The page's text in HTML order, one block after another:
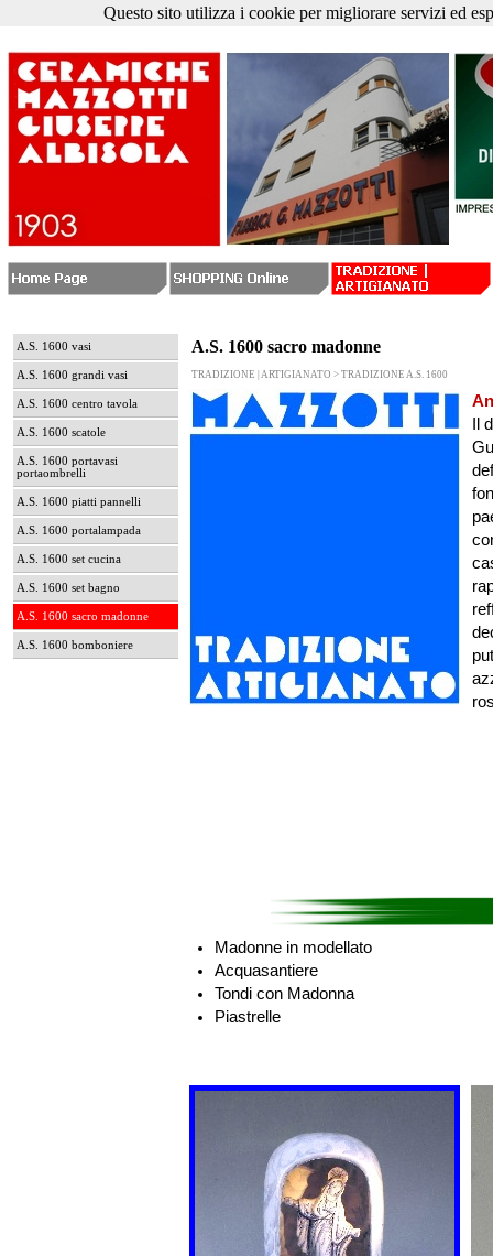
A.S. 1600 vasi
A.S. 1600 grandi vasi
A.S. 1600 centro tavola
A.S. 1600 scatole
A.S. 1600 portavasi
portaombrelli
A.S. 1600 piatti pannelli
A.S. 1600 portalampada
A.S. 1600 set cucina
A.S. 1600 set bagno
A.S. 1600 sacro madonne
A.S. 1600 bomboniere
A.S. 1600 sacro madonne
TRADIZIONE | ARTIGIANATO > TRADIZIONE A.S. 1600
Il
Madonne in modellato
Acquasantiere
Tondi con Madonna
Piastrelle
Questo sito utilizza i cookie per migliorare servizi ed